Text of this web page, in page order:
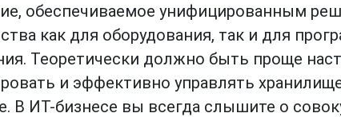
обеспечиваемое унифицированным
как для оборудования, так и для
Теоретически должно быть проще
и эффективно управлять
В ИТ-бизнесе вы всегда слышите о